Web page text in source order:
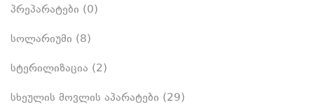
პრეპარატები (0)
სოლარიუმი (8)
სტერილიზაცია (2)
სხეულის მოვლის აპარატები (29)